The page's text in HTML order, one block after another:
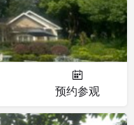
预约参观